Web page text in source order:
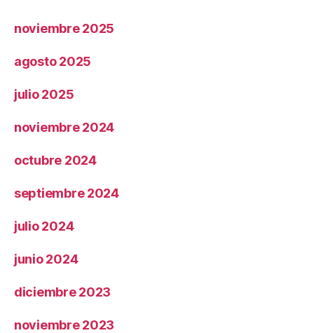
noviembre 2025
agosto 2025
julio 2025
noviembre 2024
octubre 2024
septiembre 2024
julio 2024
junio 2024
diciembre 2023
noviembre 2023